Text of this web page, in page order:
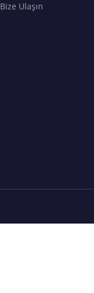
Bize Ulaşın